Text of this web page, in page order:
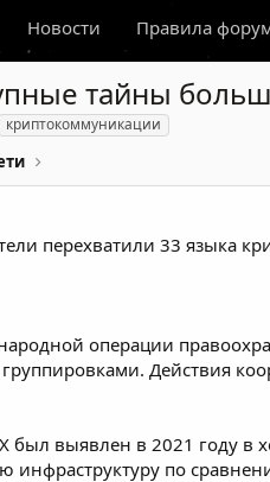
Новости Правила
тайны
криптокоммуникации
перехватили 33 языка
операции
Действия
был выявлен в 2021 году в
инфраструктуру по